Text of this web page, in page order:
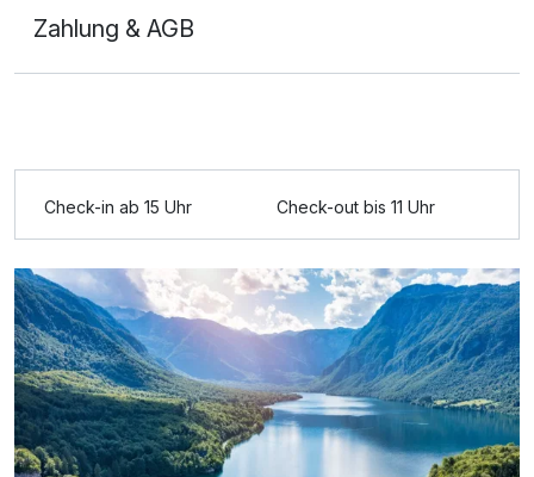
Doppelzimmer zur Einzelnutzung
1 Erwachsenen und 1 Kind
Zahlung & AGB
Check-in ab 15 Uhr Check-out bis 11 Uhr